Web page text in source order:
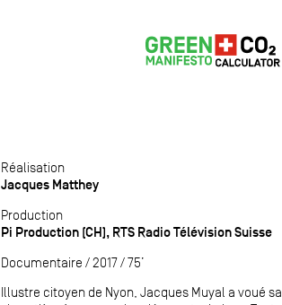
Réalisation
Jacques Matthey
Production
Pi Production (CH), RTS Radio Télévision Suisse
Documentaire / 2017 / 75’
Illustre citoyen de Nyon, Jacques Muyal a voué sa